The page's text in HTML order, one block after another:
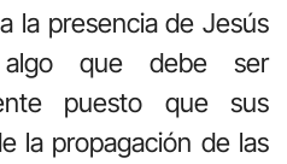
la presencia de Jesús
que debe ser
puesto que sus
la propagación de las